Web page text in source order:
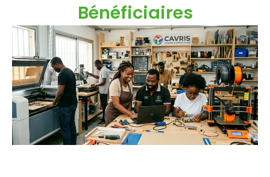
Bénéficiaires
Étudiants Néo-diplômés Doctorants
Chercheurs
Innovateurs
Entreprises acteurs sociaux.